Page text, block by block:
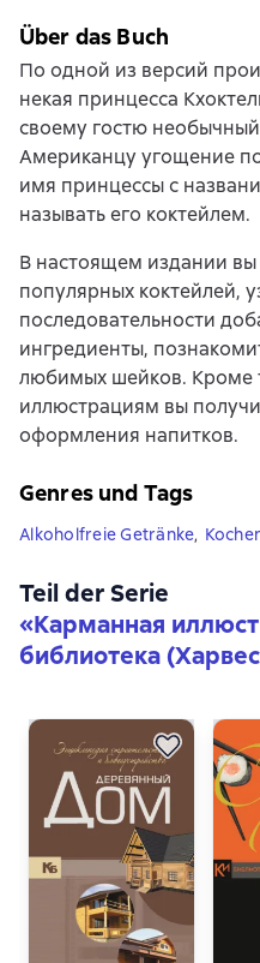
Über das Buch
По одной из версий
некая принцесса
своему гостю
Американцу угощение
имя принцессы с
называть его коктейлем.
В настоящем издании
популярных коктейлей,
последовательности
ингредиенты,
любимых шейков. Кроме
иллюстрациям вы
оформления напитков.
Genres und Tags
Alkoholfreie Getränke,
Teil der Serie
«Карманная
библиотека